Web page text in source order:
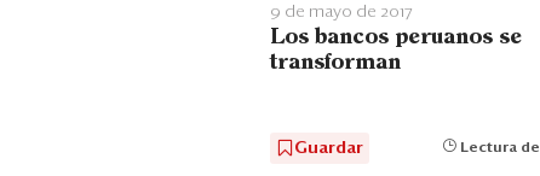
9 de mayo de 2017
Los bancos peruanos se
transforman
Guardar Lectura